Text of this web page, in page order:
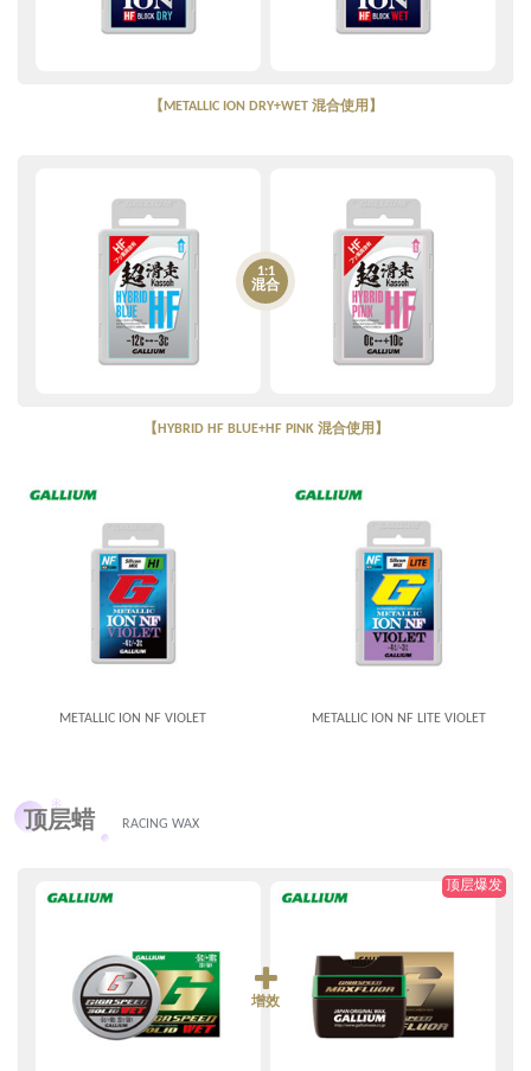
【METALLIC ION DRY+WET 混合使用】
1:1
混合
【HYBRID HF BLUE+HF PINK 混合使用】
METALLIC ION NF VIOLET METALLIC ION NF LITE VIOLET
顶层蜡 RACING WAX
增效
顶层爆发